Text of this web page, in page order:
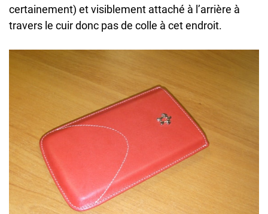
certainement) et visiblement attaché à l’arrière à
travers le cuir donc pas de colle à cet endroit.